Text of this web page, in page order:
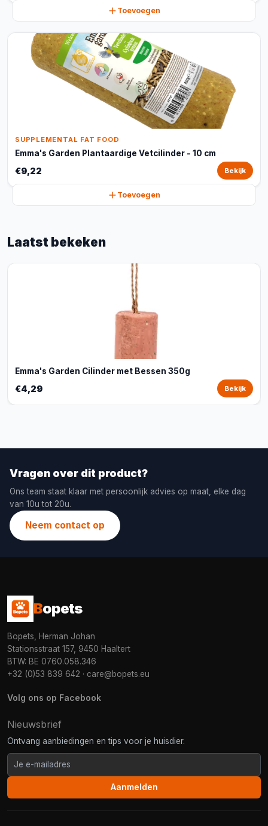
Toevoegen
SUPPLEMENTAL FAT FOOD
Emma's Garden Plantaardige Vetcilinder - 10 cm
€9,22 Bekijk
Toevoegen
Laatst bekeken
Emma's Garden Cilinder met Bessen 350g
€4,29 Bekijk
Vragen over dit product?
Ons team staat klaar met persoonlijk advies op maat, elke dag
van 10u tot 20u.
Neem contact op
Bopets
Bopets, Herman Johan
Stationsstraat 157, 9450 Haaltert
BTW: BE 0760.058.346
+32 (0)53 839 642 · care@bopets.eu
Volg ons op Facebook
Nieuwsbrief
Ontvang aanbiedingen en tips voor je huisdier.
Aanmelden